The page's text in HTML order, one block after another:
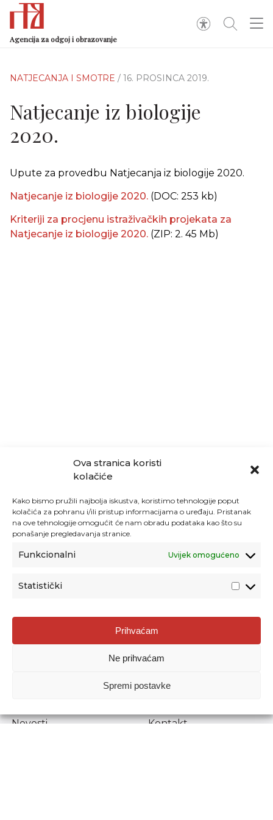
Ova stranica koristi
kolačiće
Kako bismo pružili najbolja iskustva, koristimo tehnologije poput
kolačića za pohranu i/ili pristup informacijama o uređaju. Pristanak
na ove tehnologije omogućit će nam obradu podataka kao što su
ponašanje pregledavanja stranice.
Funkcionalni Uvijek omogućeno
Statistički
Prihvaćam
Ne prihvaćam
Spremi postavke
Agencija za odgoj i obrazovanje
NATJECANJA I SMOTRE / 16. PROSINCA 2019.
Natjecanje iz biologije
2020.
Upute za provedbu Natjecanja iz biologije 2020.
Natjecanje iz biologije 2020. (DOC: 253 kb)
Kriteriji za procjenu istraživačkih projekata za
Natjecanje iz biologije 2020. (ZIP: 2. 45 Mb)
Agencija za odgoj i obrazovanje
Donje Svetice 38, 10000 Zagreb
1778129
Prenošenje sadržaja dopušteno je uz navođenje izvora.
Novosti
Kontakt